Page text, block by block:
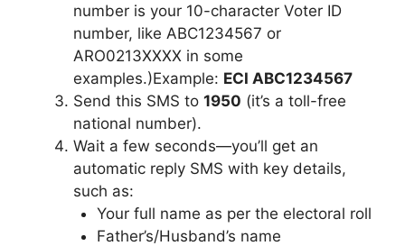
number is your 10-character Voter ID
number, like ABC1234567 or
ARO0213XXXX in some
examples.)Example: ECI ABC1234567
Send this SMS to 1950 (it’s a toll-free
national number).
Wait a few seconds—you’ll get an
automatic reply SMS with key details,
such as:
Your full name as per the electoral roll
Father’s/Husband’s name